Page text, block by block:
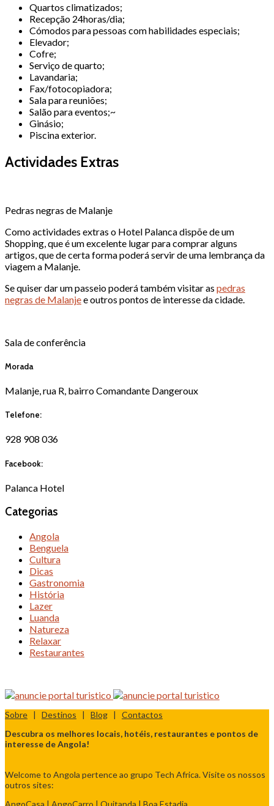
Quartos climatizados;
Recepção 24horas/dia;
Cómodos para pessoas com habilidades especiais;
Elevador;
Cofre;
Serviço de quarto;
Lavandaria;
Fax/fotocopiadora;
Sala para reuniões;
Salão para eventos;~
Ginásio;
Piscina exterior.
Actividades Extras
Pedras negras de Malanje
Como actividades extras o Hotel Palanca dispõe de um
Shopping, que é um excelente lugar para comprar alguns
artigos, que de certa forma poderá servir de uma lembrança da
viagem a Malanje.
Se quiser dar um passeio poderá também visitar as pedras
negras de Malanjee outros pontos de interesse da cidade.
Sala de conferência
Morada
Malanje, rua R, bairro Comandante Dangeroux
Telefone:
928 908 036
Facebook:
Palanca Hotel
Categorias
Angola
Benguela
Cultura
Dicas
Gastronomia
História
Lazer
Luanda
Natureza
Relaxar
Restaurantes
Sobre | Destinos | Blog | Contactos
Descubra os melhores locais, hotéis, restaurantes e pontos de
interesse de Angola!
Welcome to Angola pertence ao grupo Tech Africa. Visite os nossos
outros sites: